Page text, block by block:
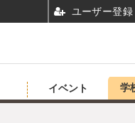
イベント 学
ユーザー登録